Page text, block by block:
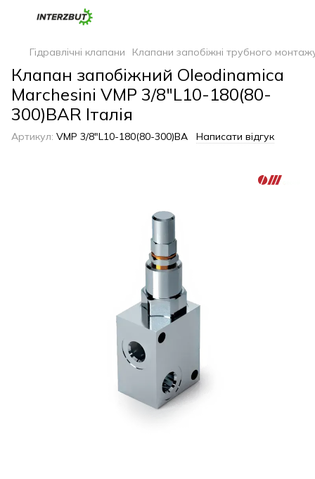
Гідравлічні клапани Клапани запобіжні трубного
Клапан запобіжний Oleodinamica
Marchesini VMP 3/8"L10-180(80-
300)BAR Італія
Артикул: VMP 3/8"L10-180(80-300)BA Написати відгук